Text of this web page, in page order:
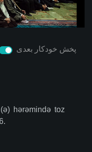
پخش خودکار بعدی
hərəmində toz